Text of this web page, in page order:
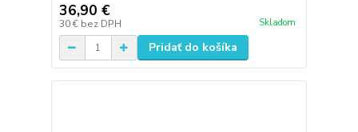
36,90 €
30 € bez DPH Skladom
Pridať do košíka